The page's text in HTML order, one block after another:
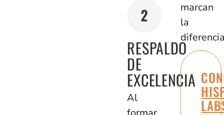
RESPALDO
DE
EXCELENCIA
Al
marcan
la
CON